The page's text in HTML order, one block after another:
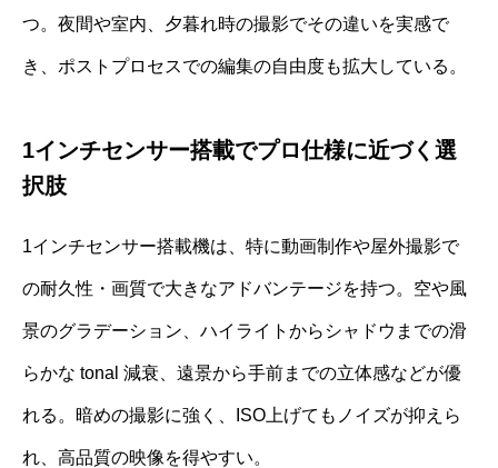
つ。夜間や室内、夕暮れ時の撮影でその違いを実感で
き、ポストプロセスでの編集の自由度も拡大している。
1インチセンサー搭載でプロ仕様に近づく選
択肢
1インチセンサー搭載機は、特に動画制作や屋外撮影で
の耐久性・画質で大きなアドバンテージを持つ。空や風
景のグラデーション、ハイライトからシャドウまでの滑
らかな tonal 減衰、遠景から手前までの立体感などが優
れる。暗めの撮影に強く、ISO上げてもノイズが抑えら
れ、高品質の映像を得やすい。